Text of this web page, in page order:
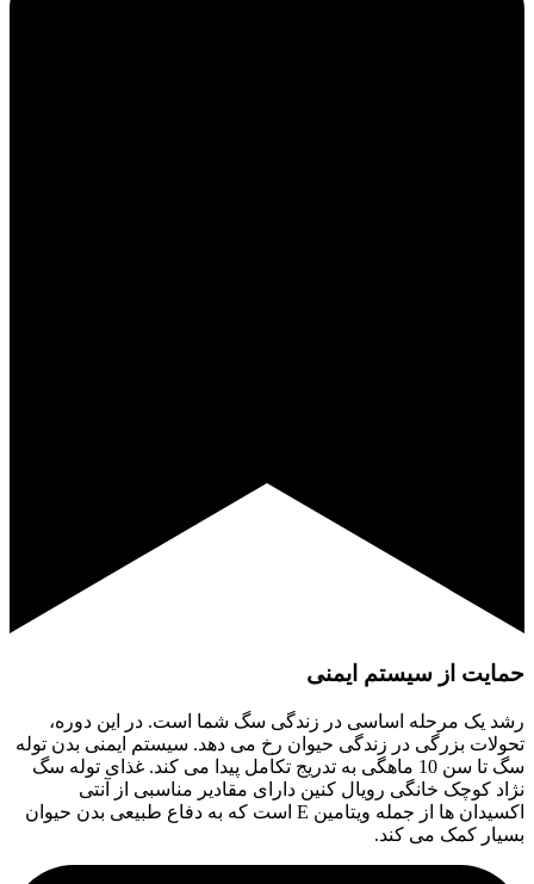
حمایت از سیستم ایمنی
رشد یک مرحله اساسی در زندگی سگ شما است. در این دوره،
تحولات بزرگی در زندگی حیوان رخ می دهد. سیستم ایمنی بدن توله
سگ تا سن 10 ماهگی به تدریج تکامل پیدا می کند. غذای توله سگ
نژاد کوچک خانگی رویال کنین دارای مقادیر مناسبی از آنتی
اکسیدان ها از جمله ویتامین E است که به دفاع طبیعی بدن حیوان
بسیار کمک می کند.